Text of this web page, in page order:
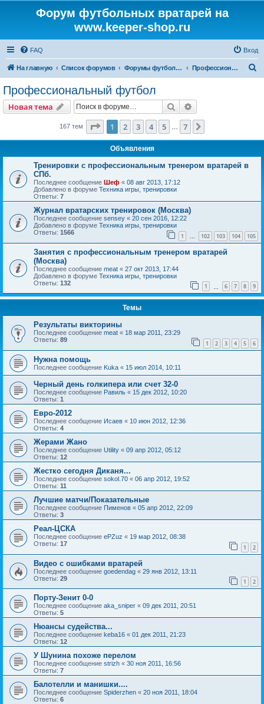
Форум футбольных вратарей на
www.keeper-shop.ru
FAQ Вход
На главную Список форумов Форумы футбольных вратарей Профессиональный футбол
Профессиональный футбол
Новая тема Поиск
167 тем Страница из
1 2 3 4 5 7
Объявления
Тренировки с профессиональным тренером вратарей в
СПб.
Последнее сообщение Шеф « 08 авг 2013, 17:12
Добавлено в форуме Техника игры, тренировки
Ответы: 7
Журнал вратарских тренировок (Москва)
Последнее сообщение sensey « 20 сен 2016, 12:22
Добавлено в форуме Техника игры, тренировки
Ответы: 1566 1 … 102 103 104 105
Занятия с профессиональным тренером вратарей
(Москва)
Последнее сообщение meat « 27 окт 2013, 17:44
Добавлено в форуме Техника игры, тренировки
Ответы: 132 1 6 7 8 9
Темы
Результаты викторины
Последнее сообщение meat « 18 мар 2011, 23:29
Ответы: 89 1 2 3 4 5 6
Нужна помощь
Последнее сообщение Kuka « 15 июл 2014, 10:11
Черный день голкипера или счет 32-0
Последнее сообщение Равиль « 15 дек 2012, 10:20
Ответы: 1
Евро-2012
Последнее сообщение Исаев « 10 июн 2012, 12:36
Ответы: 4
Жерами Жано
Последнее сообщение Utility « 09 апр 2012, 05:12
Ответы: 12
Жестко сегодня Диканя...
Последнее сообщение sokol.70 « 06 апр 2012, 19:52
Ответы: 11
Лучшие матчи/Показательные
Последнее сообщение Пименов « 05 апр 2012, 22:09
Ответы: 3
Реал-ЦСКА
Последнее сообщение ePZuz « 19 мар 2012, 08:38
Ответы: 17 1 2
Видео с ошибками вратарей
Последнее сообщение goedendag « 29 янв 2012, 13:11
Ответы: 29 1 2
Порту-Зенит 0-0
Последнее сообщение aka_sniper « 09 дек 2011, 20:51
Ответы: 5
Нюансы судейства...
Последнее сообщение keba16 « 01 дек 2011, 21:23
Ответы: 12
У Шунина похоже перелом
Последнее сообщение strizh « 30 ноя 2011, 16:56
Ответы: 7
Балотелли и манишки....
Последнее сообщение Spiderzhen « 20 ноя 2011, 18:04
Ответы: 6